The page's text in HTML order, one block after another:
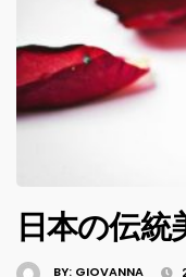
日本の伝統
BY: GIOVANNA